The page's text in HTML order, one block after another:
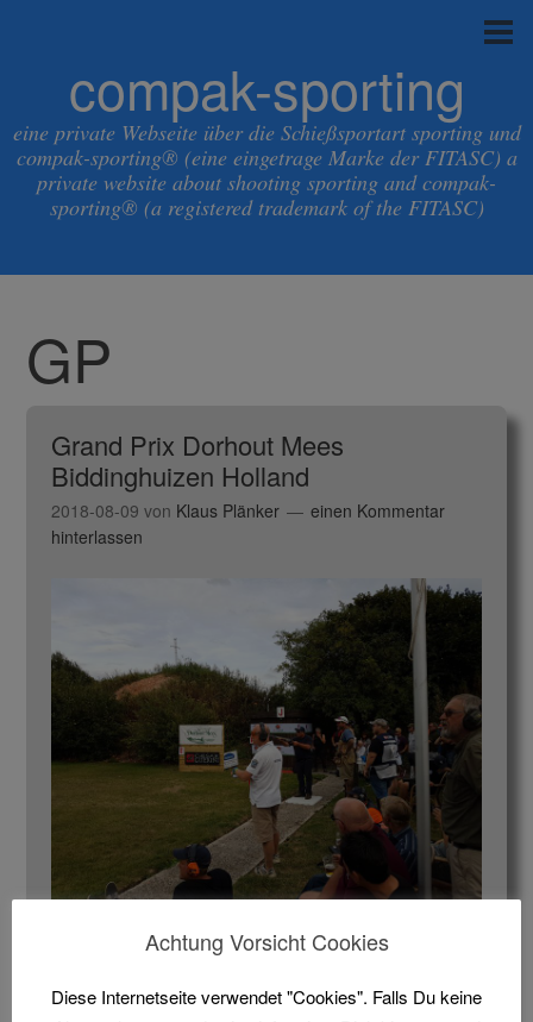
compak-sporting
eine private Webseite über die Schießsportart sporting und
compak-sporting® (eine eingetrage Marke der FITASC) a
private website about shooting sporting and compak-
sporting® (a registered trademark of the FITASC)
GP
Grand Prix Dorhout Mees
Biddinghuizen Holland
2018-08-09 von Klaus Plänker
einen Kommentar
hinterlassen
Zusammenfassung: Am Donnerstag geht es mit je
100 Tauben Compak los und am Freitag gibt es
noch zusätzlich die „Champions League“ mit
Achtung Vorsicht Cookies
Diese Internetseite verwendet "Cookies". Falls Du keine